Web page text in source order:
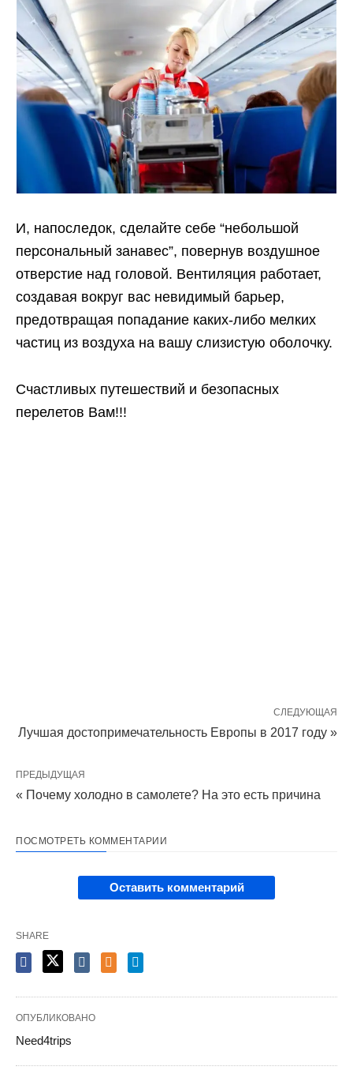
И, напоследок, сделайте себе “небольшой
персональный занавес”, повернув воздушное
отверстие над головой. Вентиляция работает,
создавая вокруг вас невидимый барьер,
предотвращая попадание каких-либо мелких
частиц из воздуха на вашу слизистую оболочку.
Счастливых путешествий и безопасных
перелетов Вам!!!
СЛЕДУЮЩАЯ
Лучшая достопримечательность Европы в 2017 году »
ПРЕДЫДУЩАЯ
« Почему холодно в самолете? На это есть причина
ПОСМОТРЕТЬ КОММЕНТАРИИ
Оставить комментарий
SHARE
ОПУБЛИКОВАНО
Need4trips